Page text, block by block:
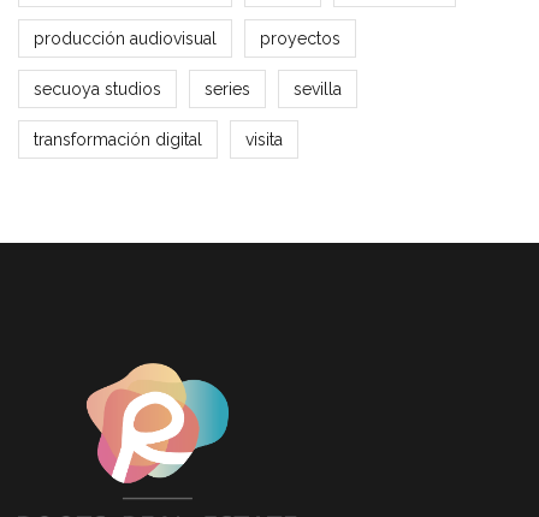
producción audiovisual proyectos
secuoya studios series sevilla
transformación digital visita